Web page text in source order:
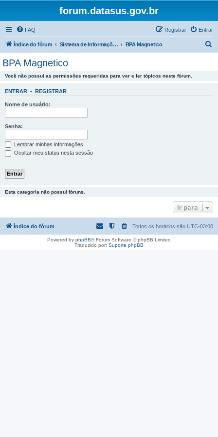
forum.datasus.gov.br
FAQ Entrar
Registrar
Índice do fórum Sistema de Informações Ambulatoriais e Hospitalares do SUS. BPA Magnetico
BPA Magnetico
Você não possui as permissões requeridas para ver e ler tópicos neste fórum.
ENTRAR • REGISTRAR
Nome de usuário:
Senha:
Lembrar minhas informações
Ocultar meu status nesta sessão
Esta categoria não possui fóruns.
Ir para
Índice do fórum Todos os horários são UTC-03:00
Powered by phpBB® Forum Software © phpBB Limited
Traduzido por: Suporte phpBB